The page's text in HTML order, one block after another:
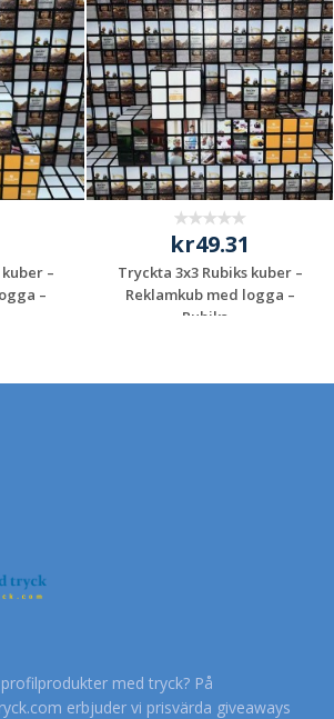
–
–
kr49.31
Tryckta 3x3 Rubiks kuber –
Reklamkub med logga –
Rubiks...
med tryck? På
erbjuder vi prisvärda giveaways